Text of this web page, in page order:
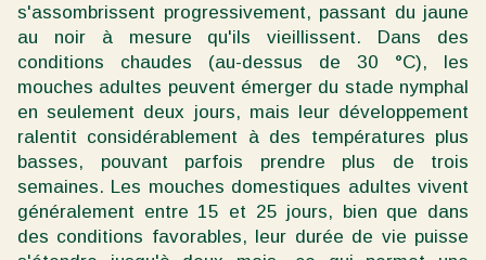
s'assombrissent progressivement, passant du jaune
au noir à mesure qu'ils vieillissent. Dans des
conditions chaudes (au-dessus de 30 °C), les
mouches adultes peuvent émerger du stade nymphal
en seulement deux jours, mais leur développement
ralentit considérablement à des températures plus
basses, pouvant parfois prendre plus de trois
semaines. Les mouches domestiques adultes vivent
généralement entre 15 et 25 jours, bien que dans
des conditions favorables, leur durée de vie puisse